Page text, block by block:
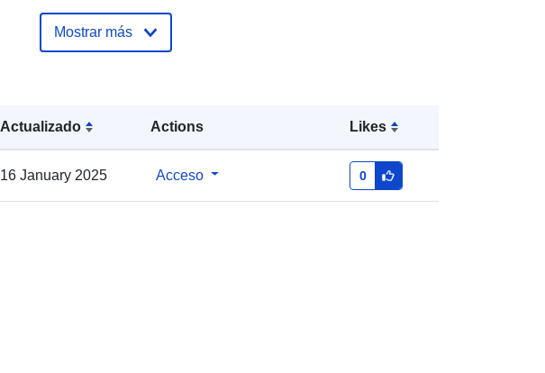
Actualizado Actions Likes
16 January 2025 Acceso 0
August 2026
Espacial: Coordenadas:
47.6761323 ], [ 7.5701177,
Mostrar más